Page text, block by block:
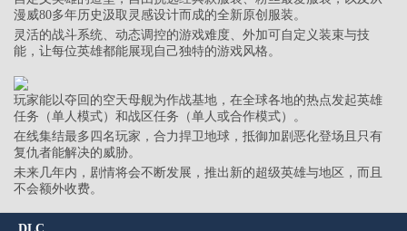
漫威80多年历史汲取灵感设计而成的全新原创服装。
灵活的战斗系统、动态调控的游戏难度、外加可自定义装束与技
能，让每位英雄都能展现自己独特的游戏风格。
玩家能以夺回的空天母舰为作战基地，在全球各地的热点发起英雄
任务（单人模式）和战区任务（单人或合作模式）。
在线集结最多四名玩家，合力捍卫地球，抵御加剧恶化登场且只有
复仇者能解决的威胁。
未来几年内，剧情将会不断发展，推出新的超级英雄与地区，而且
不会额外收费。